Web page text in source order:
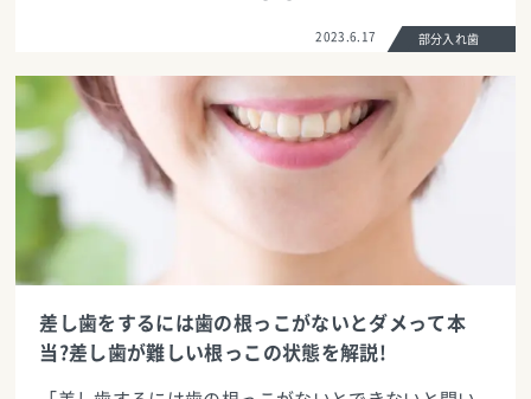
2023.6.17 部分入れ歯
差し歯をするには歯の根っこがないとダメって本
当?差し歯が難しい根っこの状態を解説!